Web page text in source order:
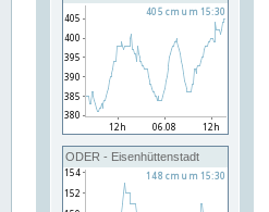
ODER - Eisenhüttenstadt